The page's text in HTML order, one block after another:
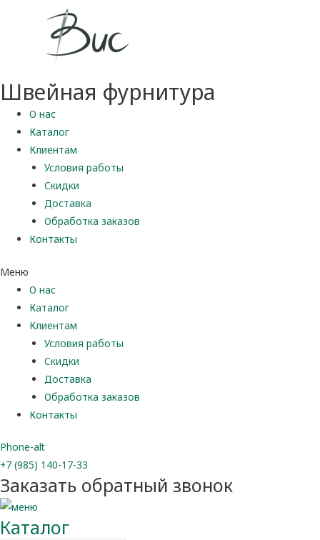
Швейная фурнитура
О нас
Каталог
Клиентам
Условия работы
Скидки
Доставка
Обработка заказов
Контакты
Меню
О нас
Каталог
Клиентам
Условия работы
Скидки
Доставка
Обработка заказов
Контакты
Phone-alt
+7 (985) 140-17-33
Заказать обратный звонок
Каталог